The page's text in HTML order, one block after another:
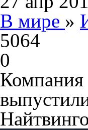
В мире »
5064
0
Компания